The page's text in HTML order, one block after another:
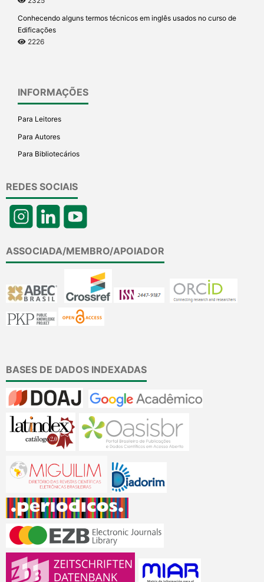
Conhecendo alguns termos técnicos em inglês usados no curso de
Edificações
2226
INFORMAÇÕES
Para Leitores
Para Autores
Para Bibliotecários
REDES SOCIAIS
ASSOCIADA/MEMBRO/APOIADOR
BASES DE DADOS INDEXADAS